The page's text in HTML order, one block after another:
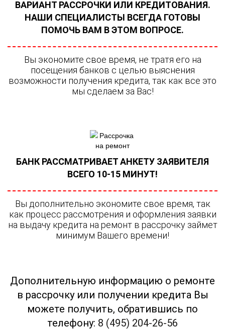
ВАРИАНТ РАССРОЧКИ ИЛИ КРЕДИТОВАНИЯ.
НАШИ СПЕЦИАЛИСТЫ ВСЕГДА ГОТОВЫ
ПОМОЧЬ ВАМ В ЭТОМ ВОПРОСЕ.
Вы экономите свое время, не тратя его на
посещения банков с целью выяснения
возможности получения кредита, так как все это
мы сделаем за Вас!
БАНК РАССМАТРИВАЕТ АНКЕТУ ЗАЯВИТЕЛЯ
ВСЕГО 10-15 МИНУТ!
Вы дополнительно экономите свое время, так
как процесс рассмотрения и оформления заявки
на выдачу кредита на ремонт в рассрочку займет
минимум Вашего времени!
Дополнительную информацию о ремонте
в рассрочку или получении кредита Вы
можете получить, обратившись по
телефону: 8 (495) 204-26-56